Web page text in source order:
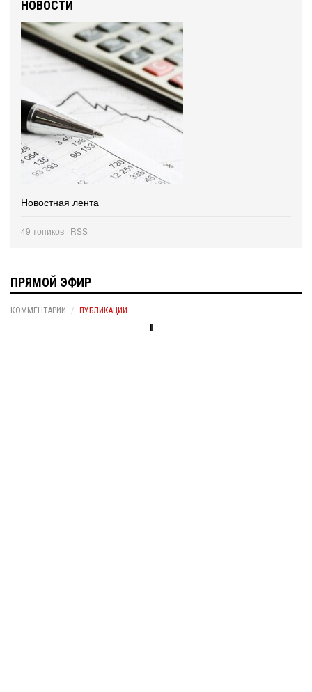
НОВОСТИ
Новостная лента
49 топиков · RSS
ПРЯМОЙ ЭФИР
КОММЕНТАРИИ ПУБЛИКАЦИИ